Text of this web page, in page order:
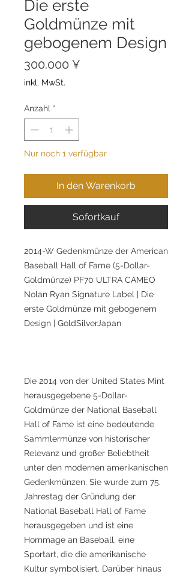
Die erste
Goldmünze mit
gebogenem Design
300.000 ¥
inkl. MwSt.
Anzahl *
Nur noch 1 verfügbar
In den Warenkorb
Sofortkauf
2014-W Gedenkmünze der American
Baseball Hall of Fame (5-Dollar-
Goldmünze) PF70 ULTRA CAMEO
Nolan Ryan Signature Label | Die
erste Goldmünze mit gebogenem
Design | GoldSilverJapan
Die 2014 von der United States Mint
herausgegebene 5-Dollar-
Goldmünze der National Baseball
Hall of Fame ist eine bedeutende
Sammlermünze von historischer
Relevanz und großer Beliebtheit
unter den modernen amerikanischen
Gedenkmünzen. Sie wurde zum 75.
Jahrestag der Gründung der
National Baseball Hall of Fame
herausgegeben und ist eine
Hommage an Baseball, eine
Sportart, die die amerikanische
Kultur symbolisiert. Darüber hinaus